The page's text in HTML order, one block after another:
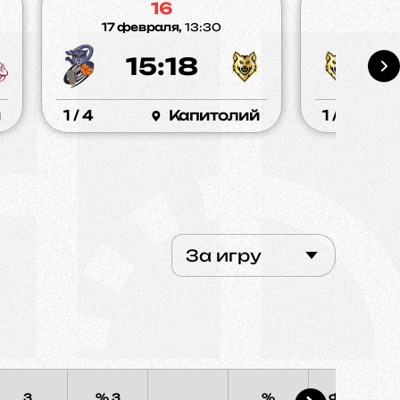
16
17 февраля, 13:30
15:18
1 / 4 Капитолий
10
1 / 4
За игру